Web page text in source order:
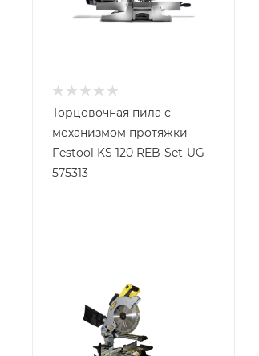
Торцовочная пила с
механизмом протяжки
Festool KS 120 REB-Set-UG
575313